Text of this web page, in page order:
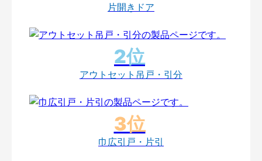
片開きドア
アウトセット吊戸・引分
巾広引戸・片引